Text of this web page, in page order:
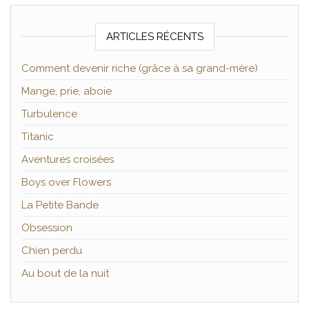
ARTICLES RÉCENTS
Comment devenir riche (grâce à sa grand-mère)
Mange, prie, aboie
Turbulence
Titanic
Aventures croisées
Boys over Flowers
La Petite Bande
Obsession
Chien perdu
Au bout de la nuit